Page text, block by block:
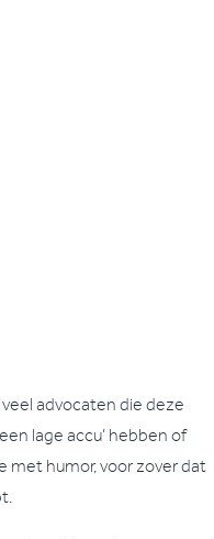
advocaten die deze
lage accu’ hebben of
met humor, voor zover dat